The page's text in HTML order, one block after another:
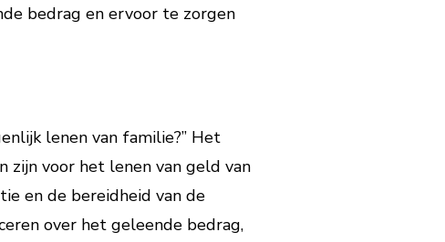
bedrag en ervoor te zorgen
lenen van familie?” Het
zijn voor het lenen van geld van
en de bereidheid van de
over het geleende bedrag,